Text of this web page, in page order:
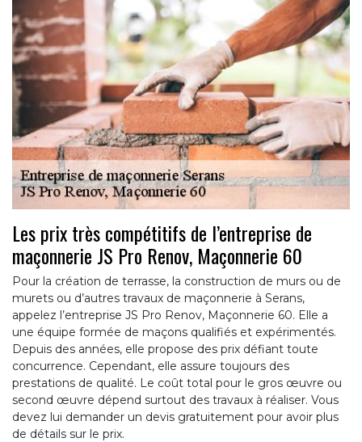
Les prix très compétitifs de l’entreprise de
maçonnerie JS Pro Renov, Maçonnerie 60
Pour la création de terrasse, la construction de murs ou de
murets ou d’autres travaux de maçonnerie à Serans,
appelez l’entreprise JS Pro Renov, Maçonnerie 60. Elle a
une équipe formée de maçons qualifiés et expérimentés.
Depuis des années, elle propose des prix défiant toute
concurrence. Cependant, elle assure toujours des
prestations de qualité. Le coût total pour le gros œuvre ou
second œuvre dépend surtout des travaux à réaliser. Vous
devez lui demander un devis gratuitement pour avoir plus
de détails sur le prix.